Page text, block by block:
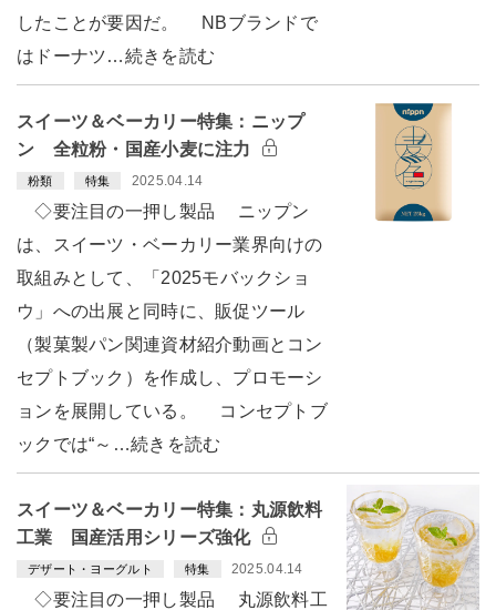
したことが要因だ。 NBブランドで
はドーナツ…続きを読む
スイーツ＆ベーカリー特集：ニップ
ン 全粒粉・国産小麦に注力
粉類 特集 2025.04.14
◇要注目の一押し製品 ニップン
は、スイーツ・ベーカリー業界向けの
取組みとして、「2025モバックショ
ウ」への出展と同時に、販促ツール
（製菓製パン関連資材紹介動画とコン
セプトブック）を作成し、プロモーシ
ョンを展開している。 コンセプトブ
ックでは“～…続きを読む
スイーツ＆ベーカリー特集：丸源飲料
工業 国産活用シリーズ強化
デザート・ヨーグルト 特集 2025.04.14
◇要注目の一押し製品 丸源飲料工